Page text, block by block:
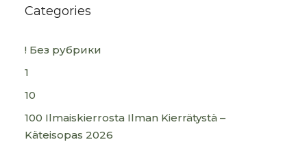
Categories
! Без рубрики
1
10
100 Ilmaiskierrosta Ilman Kierrätystä –
Käteisopas 2026